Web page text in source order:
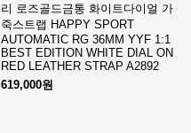
리 로즈골드금통 화이트다이얼 가
죽스트랩 HAPPY SPORT
AUTOMATIC RG 36MM YYF 1:1
BEST EDITION WHITE DIAL ON
RED LEATHER STRAP A2892
619,000원